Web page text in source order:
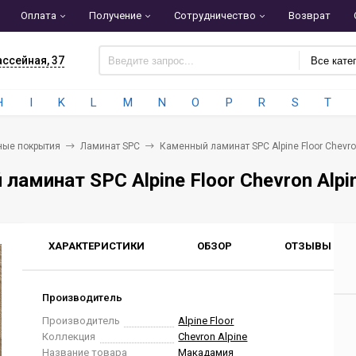
Оплата Получение Сотрудничество Возврат
37 Все
I K L M N O P R S T
покрытия Ламинат SPC Каменный ламинат SPC Alpine Floor
SPC Alpine Floor Chevron
ХАРАКТЕРИСТИКИ ОБЗОР ОТЗЫВЫ
Производитель
Производитель
Alpine Floor
Коллекция
Chevron Alpine
Название товара
Макадамия